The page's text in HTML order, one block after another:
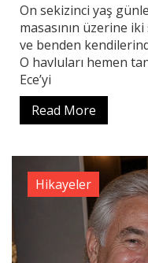
On sekizinci yaş
masasının üzerine
ve benden
O havluları hemen
Ece’yi
Read More
Hikayeler